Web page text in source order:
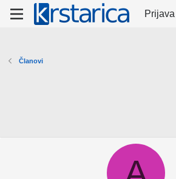
Prijava
Članovi